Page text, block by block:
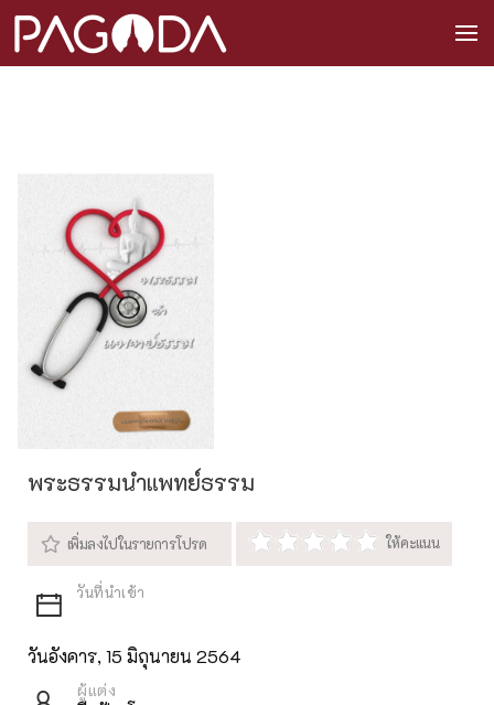
พระธรรมนำแพทย์ธรรม
วันอังคาร, 15 มิถุนายน 2564
ผู้แต่ง